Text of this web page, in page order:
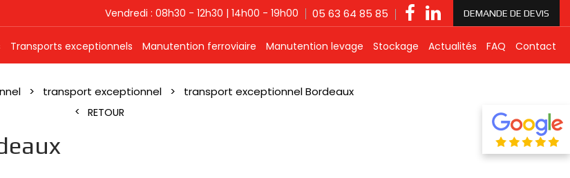
Vendredi : 08h30 - 12h30 | 14h00 - 19h00 05 63 64 85 85 DEMANDE DE DEVIS
Transports exceptionnels Manutention ferroviaire Manutention levage Stockage Actualités FAQ Contact
transport exceptionnel transport exceptionnel Bordeaux
RETOUR